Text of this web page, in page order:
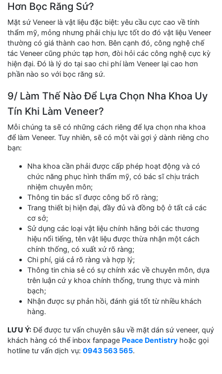
Hơn Bọc Răng Sứ?
Mặt sứ Veneer là vật liệu đặc biệt: yêu cầu cực cao về tính
thẩm mỹ, mỏng nhưng phải chịu lực tốt do đó vật liệu Veneer
thường có giá thành cao hơn. Bên cạnh đó, công nghệ chế
tác Veneer cũng phức tạp hơn, đòi hỏi các công nghệ cực kỳ
hiện đại. Đó là lý do tại sao chi phí làm Veneer lại cao hơn
phần nào so với bọc răng sứ.
9/ Làm Thế Nào Để Lựa Chọn Nha Khoa Uy
Tín Khi Làm Veneer?
Mỗi chúng ta sẽ có những cách riêng để lựa chọn nha khoa
để làm Veneer. Tuy nhiên, sẽ có một vài gợi ý dành riêng cho
bạn:
Nha khoa cần phải được cấp phép hoạt động và có
chức năng phục hình thẩm mỹ, có bác sĩ chịu trách
nhiệm chuyên môn;
Thông tin bác sĩ được công bố rõ ràng;
Trang thiết bị hiện đại, đầy đủ và đồng bộ ở tất cả các
cơ sở;
Sử dụng các loại vật liệu chính hãng bởi các thương
hiệu nổi tiếng, tên vật liệu được thừa nhận một cách
chính thống, có xuất xứ rõ ràng;
Chi phí, giá cả rõ ràng và hợp lý;
Thông tin chia sẻ có sự chính xác về chuyên môn, dựa
trên luận cứ y khoa chính thống, trung thực và minh
bạch;
Nhận được sự phản hồi, đánh giá tốt từ nhiều khách
hàng.
LƯU Ý:Để được tư vấn chuyên sâu về mặt dán sứ veneer, quý
khách hàng có thể inbox fanpage Peace Dentistry hoặc gọi
hotline tư vấn dịch vụ: 0943 563 565.